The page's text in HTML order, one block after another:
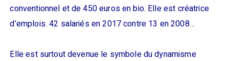
conventionnel et de 450 euros en bio. Elle est créatrice
d’emplois. 42 salariés en 2017 contre 13 en 2008…
Elle est surtout devenue le symbole du dynamisme